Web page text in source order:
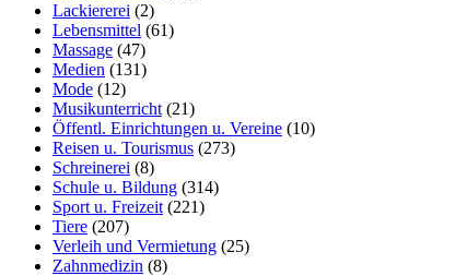
Lackiererei (2)
Lebensmittel (61)
Massage (47)
Medien (131)
Mode (12)
Musikunterricht (21)
Öffentl. Einrichtungen u. Vereine (10)
Reisen u. Tourismus (273)
Schreinerei (8)
Schule u. Bildung (314)
Sport u. Freizeit (221)
Tiere (207)
Verleih und Vermietung (25)
Zahnmedizin (8)